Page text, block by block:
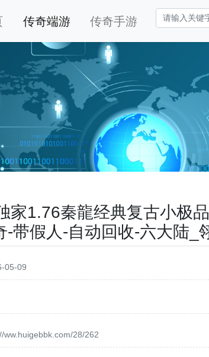
传奇端游 传奇手游
家1.76秦龍经典复古小极
-带假人-自动回收-六大陆_
05-09
ww.huigebbk.com/28/262